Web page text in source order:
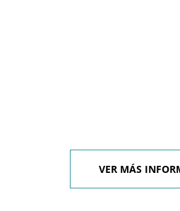
VER MÁS